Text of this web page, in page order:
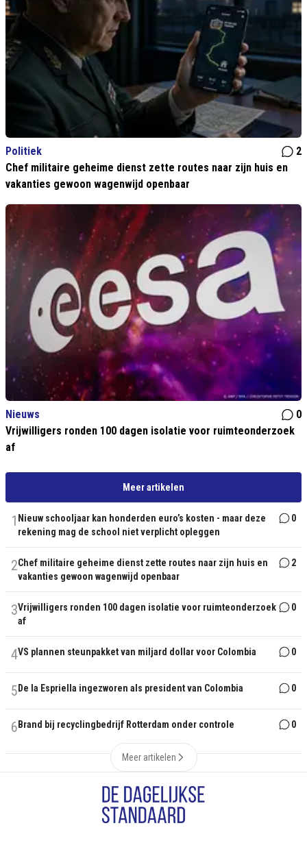
Politiek
2
Chef militaire geheime dienst zette routes naar zijn huis en
vakanties gewoon wagenwijd openbaar
Nieuws
0
Vrijwilligers ronden 100 dagen isolatie voor ruimteonderzoek
af
Meer artikelen
1 Nieuw schooljaar kan honderden euro’s kosten - maar deze
rekening mag de school niet verplicht opleggen
0
2Chef militaire geheime dienst zette routes naar zijn huis en
vakanties gewoon wagenwijd openbaar
2
3Vrijwilligers ronden 100 dagen isolatie voor ruimteonderzoek
af
0
4VS plannen steunpakket van miljard dollar voor Colombia 0
5 De la Espriella ingezworen als president van Colombia 0
6 Brand bij recyclingbedrijf Rotterdam onder controle 0
Meer artikelen